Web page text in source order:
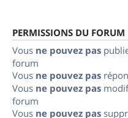
PERMISSIONS DU FORUM
Vous ne pouvez pas
forum
Vous ne pouvez pas
Vous ne pouvez pas
forum
Vous ne pouvez pas